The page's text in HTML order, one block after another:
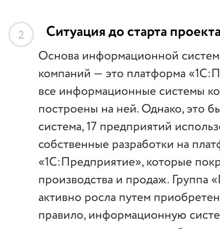
2 Ситуация до старта
Основа информационной
компаний — это платформа
все информационные системы
построены на ней. Однако, это
система, 17 предприятий
собственные разработки на
«1С:Предприятие», которые
производства и продаж. Группа
активно росла путем
правило, информационную